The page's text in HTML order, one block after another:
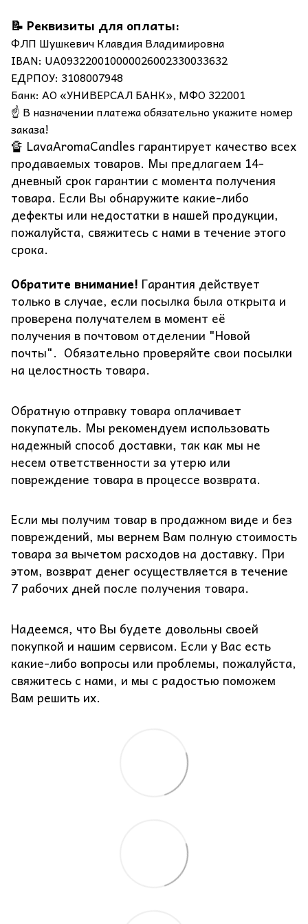
📝 Реквизиты для оплаты:
ФЛП Шушкевич Клавдия Владимировна
IBAN: UA093220010000026002330033632
ЕДРПОУ: 3108007948
Банк: АО «УНИВЕРСАЛ БАНК», МФО 322001
☝️ В назначении платежа обязательно укажите номер
заказа!
🔏 LavaAromaCandles гарантирует качество всех
продаваемых товаров. Мы предлагаем 14-
дневный срок гарантии с момента получения
товара. Если Вы обнаружите какие-либо
дефекты или недостатки в нашей продукции,
пожалуйста, свяжитесь с нами в течение этого
срока.
Обратите внимание! Гарантия действует
только в случае, если посылка была открыта и
проверена получателем в момент её
получения в почтовом отделении "Новой
почты". Обязательно проверяйте свои посылки
на целостность товара.
Обратную отправку товара оплачивает
покупатель. Мы рекомендуем использовать
надежный способ доставки, так как мы не
несем ответственности за утерю или
повреждение товара в процессе возврата.
Если мы получим товар в продажном виде и без
повреждений, мы вернем Вам полную стоимость
товара за вычетом расходов на доставку. При
этом, возврат денег осуществляется в течение
7 рабочих дней после получения товара.
Надеемся, что Вы будете довольны своей
покупкой и нашим сервисом. Если у Вас есть
какие-либо вопросы или проблемы, пожалуйста,
свяжитесь с нами, и мы с радостью поможем
Вам решить их.